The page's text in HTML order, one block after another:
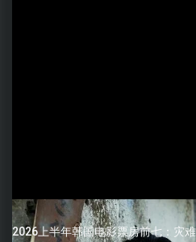
2026上半年韩国电影票房前七：灾